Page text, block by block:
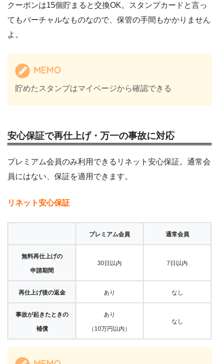
クーポンは15個貯まると交換OK。スタンプカードと言っ
てもバーチャルなものなので、保管の手間もかかりません
よ。
MEMO
貯めたスタンプはマイページから確認できる
安心保証で再仕上げ・万一の事故に対応
プレミアム会員のみ利用できるリネット安心保証。通常会
員にはない、保証を適用できます。
リネット安心保証
プレミアム会員 通常会員
無料再仕上げの
申請期間
30日以内 7日以内
再仕上げ後の返金 あり なし
事故が起きたときの
補償
あり
（10万円以内）
なし